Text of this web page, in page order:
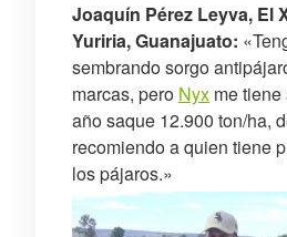
Joaquín Pérez Leyva, El
Yuriria, Guanajuato:
sembrando sorgo
marcas, pero Nyx me
año saque 12.900 ton/ha,
recomiendo a quien tiene
los pájaros.»